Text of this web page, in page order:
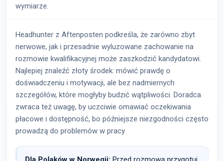
wymiarze.
Headhunter z Aftenposten podkreśla, że zarówno zbyt
nerwowe, jak i przesadnie wyluzowane zachowanie na
rozmowie kwalifikacyjnej może zaszkodzić kandydatowi.
Najlepiej znaleźć złoty środek: mówić prawdę o
doświadczeniu i motywacji, ale bez nadmiernych
szczegółów, które mogłyby budzić wątpliwości. Doradca
zwraca też uwagę, by uczciwie omawiać oczekiwania
płacowe i dostępność, bo późniejsze niezgodności często
prowadzą do problemów w pracy.